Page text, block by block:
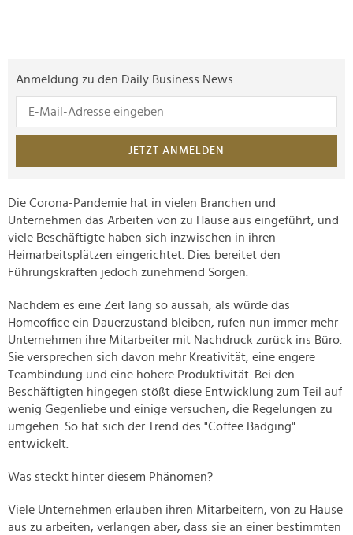
Anmeldung zu den Daily Business News
JETZT ANMELDEN
Die Corona-Pandemie hat in vielen Branchen und
Unternehmen das Arbeiten von zu Hause aus eingeführt, und
viele Beschäftigte haben sich inzwischen in ihren
Heimarbeitsplätzen eingerichtet. Dies bereitet den
Führungskräften jedoch zunehmend Sorgen.
Nachdem es eine Zeit lang so aussah, als würde das
Homeoffice ein Dauerzustand bleiben, rufen nun immer mehr
Unternehmen ihre Mitarbeiter mit Nachdruck zurück ins Büro.
Sie versprechen sich davon mehr Kreativität, eine engere
Teambindung und eine höhere Produktivität. Bei den
Beschäftigten hingegen stößt diese Entwicklung zum Teil auf
wenig Gegenliebe und einige versuchen, die Regelungen zu
umgehen. So hat sich der Trend des "Coffee Badging"
entwickelt.
Was steckt hinter diesem Phänomen?
Viele Unternehmen erlauben ihren Mitarbeitern, von zu Hause
aus zu arbeiten, verlangen aber, dass sie an einer bestimmten